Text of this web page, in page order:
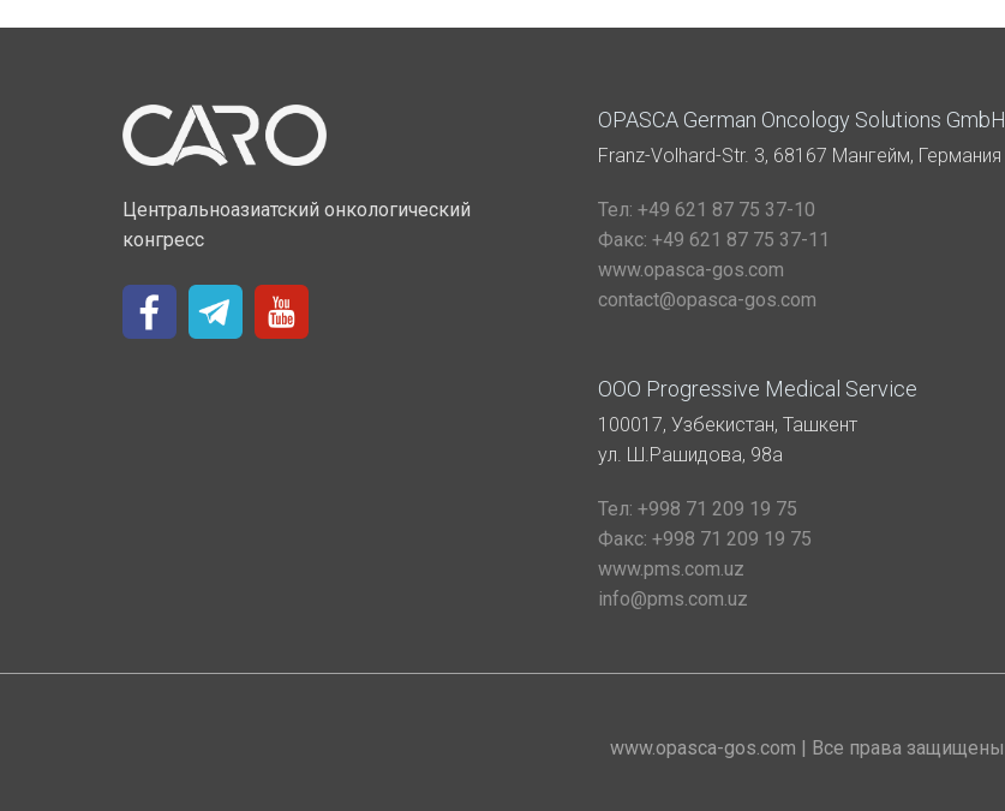
Центральноазиатский онкологический
конгресс
OPASCA German Oncology Solutions GmbH
Franz-Volhard-Str. 3, 68167 Мангейм, Германия
Тел: +49 621 87 75 37-10
Факс: +49 621 87 75 37-11
www.opasca-gos.com
contact@opasca-gos.com
ООО Progressive Medical Service
100017, Узбекистан, Ташкент
ул. Ш.Рашидова, 98а
Тел: +998 71 209 19 75
Факс: +998 71 209 19 75
www.pms.com.uz
info@pms.com.uz
www.opasca-gos.com | Все права защищены